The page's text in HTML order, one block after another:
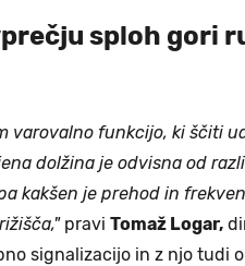
sploh gori
varovalno funkcijo, ki ščiti
dolžina je odvisna od
kakšen je prehod in
pravi Tomaž Logar,
signalizacijo in z njo tudi